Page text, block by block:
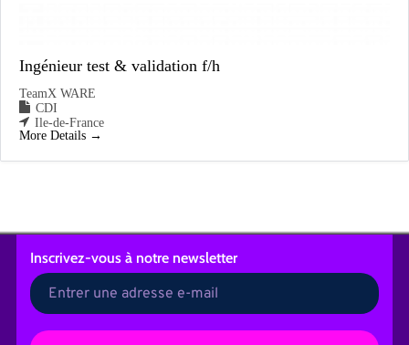
Ingénieur test & validation f/h
TeamX WARE
CDI
Ile-de-France
More Details
Inscrivez-vousà notre newsletter